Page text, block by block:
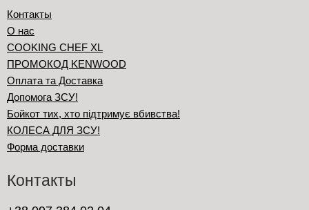
Частые вопросы о
кондитерском
шоколаде
Какой текучести купить кондитерский
шоколад?
Контакты
О нас
COOKING CHEF XL
ПРОМОКОД KENWOOD
Оплата та Доставка
Допомога ЗСУ!
Бойкот тих, хто підтримує вбивства!
КОЛЕСА ДЛЯ ЗСУ!
Форма доставки
Контакты